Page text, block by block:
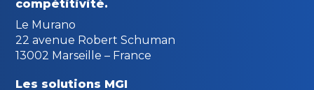
compétitivité.
Le Murano
22 avenue Robert Schuman
13002 Marseille – France
Les solutions MGI